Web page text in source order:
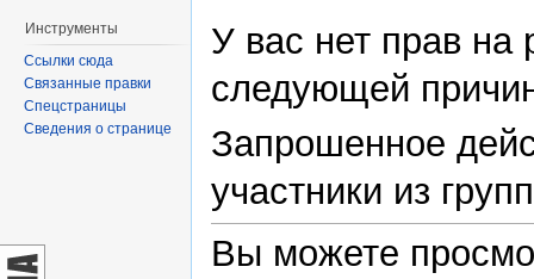
У вас нет прав на
следующей
Запрошенное
участники из
Вы можете
Инструменты
Ссылки сюда
Связанные правки
Спецстраницы
Сведения о странице